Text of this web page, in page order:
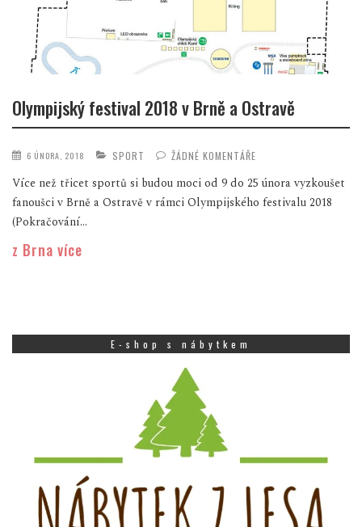
Olympijský festival 2018 v Brně a Ostravě
6 ÚNORA, 2018 SPORT ŽÁDNÉ KOMENTÁŘE
Více než třicet sportů si budou moci od 9 do 25 února vyzkoušet
fanoušci v Brně a Ostravě v rámci Olympijského festivalu 2018
(Pokračování...
z Brna více
E-shop s nábytkem